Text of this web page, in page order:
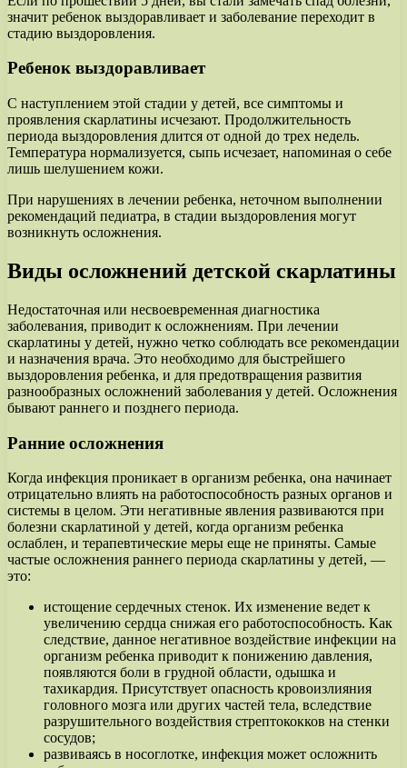
значит ребенок выздоравливает и заболевание переходит в
стадию выздоровления.
Ребенок выздоравливает
С наступлением этой стадии у детей, все симптомы и
проявления скарлатины исчезают. Продолжительность
периода выздоровления длится от одной до трех недель.
Температура нормализуется, сыпь исчезает, напоминая о себе
лишь шелушением кожи.
При нарушениях в лечении ребенка, неточном выполнении
рекомендаций педиатра, в стадии выздоровления могут
возникнуть осложнения.
Виды осложнений детской скарлатины
Недостаточная или несвоевременная диагностика
заболевания, приводит к осложнениям. При лечении
скарлатины у детей, нужно четко соблюдать все рекомендации
и назначения врача. Это необходимо для быстрейшего
выздоровления ребенка, и для предотвращения развития
разнообразных осложнений заболевания у детей. Осложнения
бывают раннего и позднего периода.
Ранние осложнения
Когда инфекция проникает в организм ребенка, она начинает
отрицательно влиять на работоспособность разных органов и
системы в целом. Эти негативные явления развиваются при
болезни скарлатиной у детей, когда организм ребенка
ослаблен, и терапевтические меры еще не приняты. Самые
частые осложнения раннего периода скарлатины у детей, —
это:
истощение сердечных стенок. Их изменение ведет к
увеличению сердца снижая его работоспособность. Как
следствие, данное негативное воздействие инфекции на
организм ребенка приводит к понижению давления,
появляются боли в грудной области, одышка и
тахикардия. Присутствует опасность кровоизлияния
головного мозга или других частей тела, вследствие
разрушительного воздействия стрептококков на стенки
сосудов;
развиваясь в носоглотке, инфекция может осложнить